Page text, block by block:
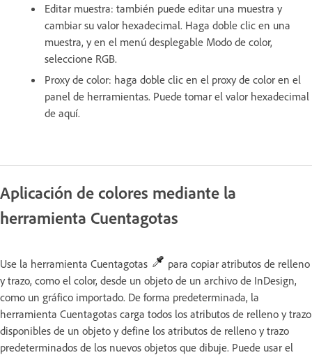
Editar muestra: también puede editar una muestra y
cambiar su valor hexadecimal. Haga doble clic en una
muestra, y en el menú desplegable Modo de color,
seleccione RGB.
Proxy de color: haga doble clic en el proxy de color en el
panel de herramientas. Puede tomar el valor hexadecimal
de aquí.
Aplicación de colores mediante la
herramienta Cuentagotas
Use la herramienta Cuentagotas
para copiar atributos de relleno
y trazo, como el color, desde un objeto de un archivo de InDesign,
como un gráfico importado. De forma predeterminada, la
herramienta Cuentagotas carga todos los atributos de relleno y trazo
disponibles de un objeto y define los atributos de relleno y trazo
predeterminados de los nuevos objetos que dibuje. Puede usar el